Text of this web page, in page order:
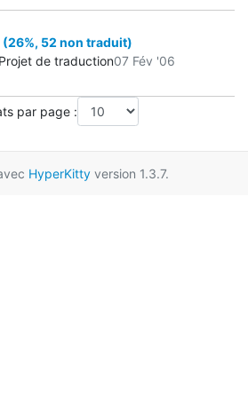
(26%, 52 non traduit)
de traduction07 Fév '06
par page :
HyperKittyversion 1.3.7.